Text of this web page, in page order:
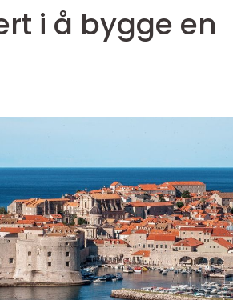
i å bygge en